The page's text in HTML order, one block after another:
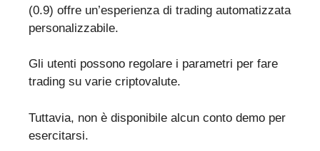
(0.9) offre un’esperienza di trading automatizzata
personalizzabile.
Gli utenti possono regolare i parametri per fare
trading su varie criptovalute.
Tuttavia, non è disponibile alcun conto demo per
esercitarsi.